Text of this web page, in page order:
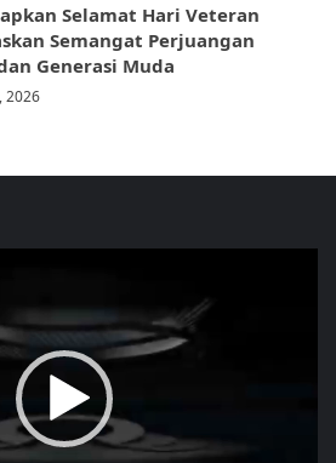
Selamat Hari Veteran
Semangat Perjuangan
Generasi Muda
2026